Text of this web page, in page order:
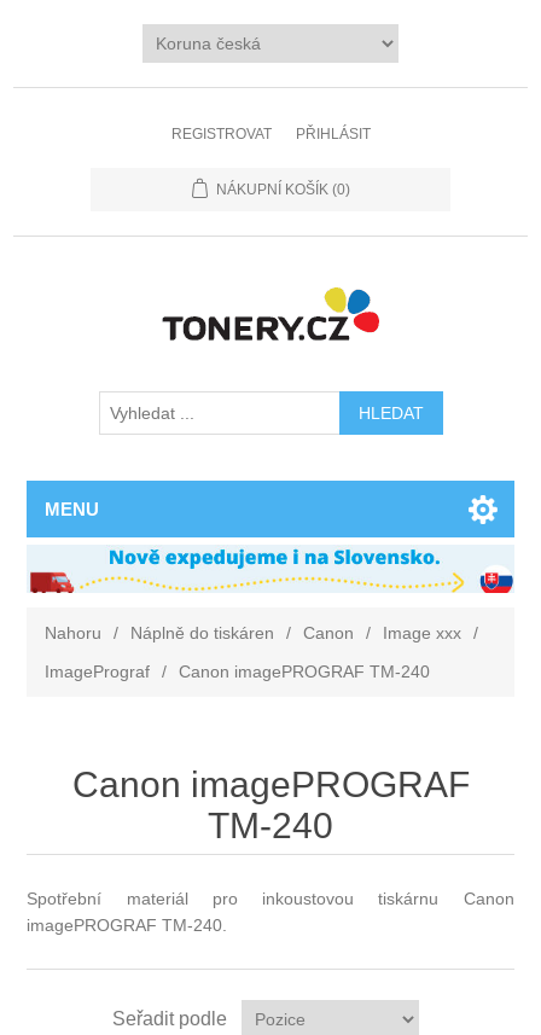
REGISTROVAT PŘIHLÁSIT
NÁKUPNÍ KOŠÍK (0)
MENU
Nahoru / Náplně do tiskáren / Canon / Image xxx
/
ImagePrograf
/ Canon imagePROGRAF TM-240
Canon imagePROGRAF
TM-240
Spotřební materiál pro inkoustovou tiskárnu Canon
imagePROGRAF TM-240.
Seřadit podle